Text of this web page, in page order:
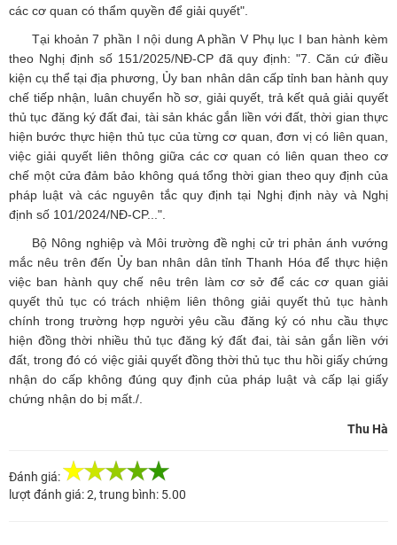
các cơ quan có thẩm quyền để giải quyết".
Tại khoản 7 phần I nội dung A phần V Phụ lục I ban hành kèm
theo Nghị định số 151/2025/NĐ-CP đã quy định: "7. Căn cứ điều
kiện cụ thể tại địa phương, Ủy ban nhân dân cấp tỉnh ban hành quy
chế tiếp nhận, luân chuyển hồ sơ, giải quyết, trả kết quả giải quyết
thủ tục đăng ký đất đai, tài sản khác gắn liền với đất, thời gian thực
hiện bước thực hiện thủ tục của từng cơ quan, đơn vị có liên quan,
việc giải quyết liên thông giữa các cơ quan có liên quan theo cơ
chế một cửa đảm bảo không quá tổng thời gian theo quy định của
pháp luật và các nguyên tắc quy định tại Nghị định này và Nghị
định số 101/2024/NĐ-CP...".
Bộ Nông nghiệp và Môi trường đề nghị cử tri phản ánh vướng
mắc nêu trên đến Ủy ban nhân dân tỉnh Thanh Hóa để thực hiện
việc ban hành quy chế nêu trên làm cơ sở để các cơ quan giải
quyết thủ tục có trách nhiệm liên thông giải quyết thủ tục hành
chính trong trường hợp người yêu cầu đăng ký có nhu cầu thực
hiện đồng thời nhiều thủ tục đăng ký đất đai, tài sản gắn liền với
đất, trong đó có việc giải quyết đồng thời thủ tục thu hồi giấy chứng
nhận do cấp không đúng quy định của pháp luật và cấp lại giấy
chứng nhận do bị mất./.
Thu Hà
Đánh giá:
lượt đánh giá:2, trung bình: 5.00